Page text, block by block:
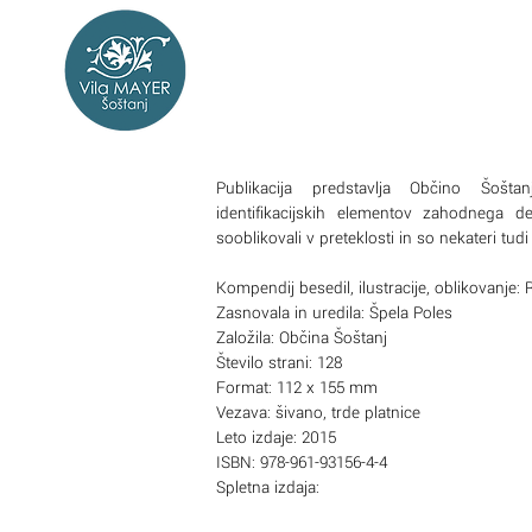
Publikacija predstavlja Občino
identifikacijskih elementov zahodnega
sooblikovali v preteklosti in so nekateri
Kompendij besedil, ilustracije, oblikovanje:
Zasnovala in uredila: Špela Poles
Založila: Občina Šoštanj
Število strani: 128
Format: 112 x 155 mm
Vezava: šivano, trde platnice
Leto izdaje: 2015
ISBN: 978-961-93156-4-4
Spletna izdaja: